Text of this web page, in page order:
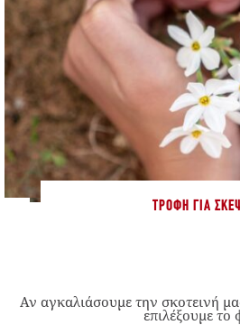
ΤΡΟΦΉ ΓΙΑ
Αν αγκαλιάσουμε την σκοτεινή
επιλέξουμε το